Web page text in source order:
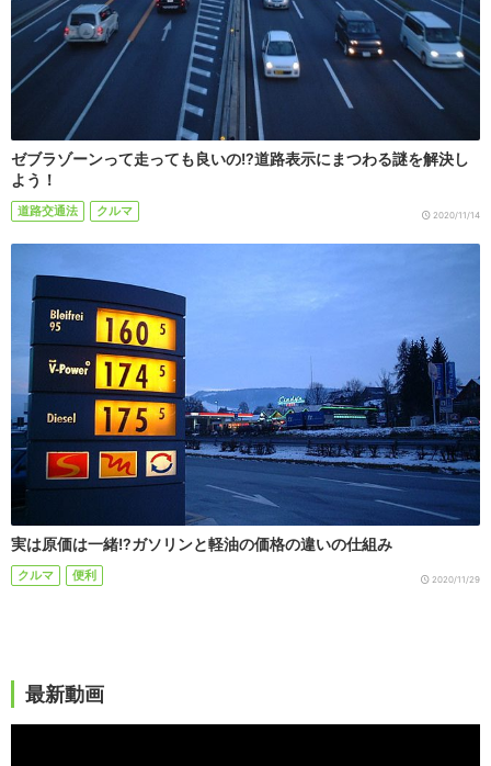
ゼブラゾーンって走っても良いの!?道路表示にまつわる謎を解決し
よう！
道路交通法 クルマ 2020/11/14
実は原価は一緒!?ガソリンと軽油の価格の違いの仕組み
クルマ 便利 2020/11/29
最新動画